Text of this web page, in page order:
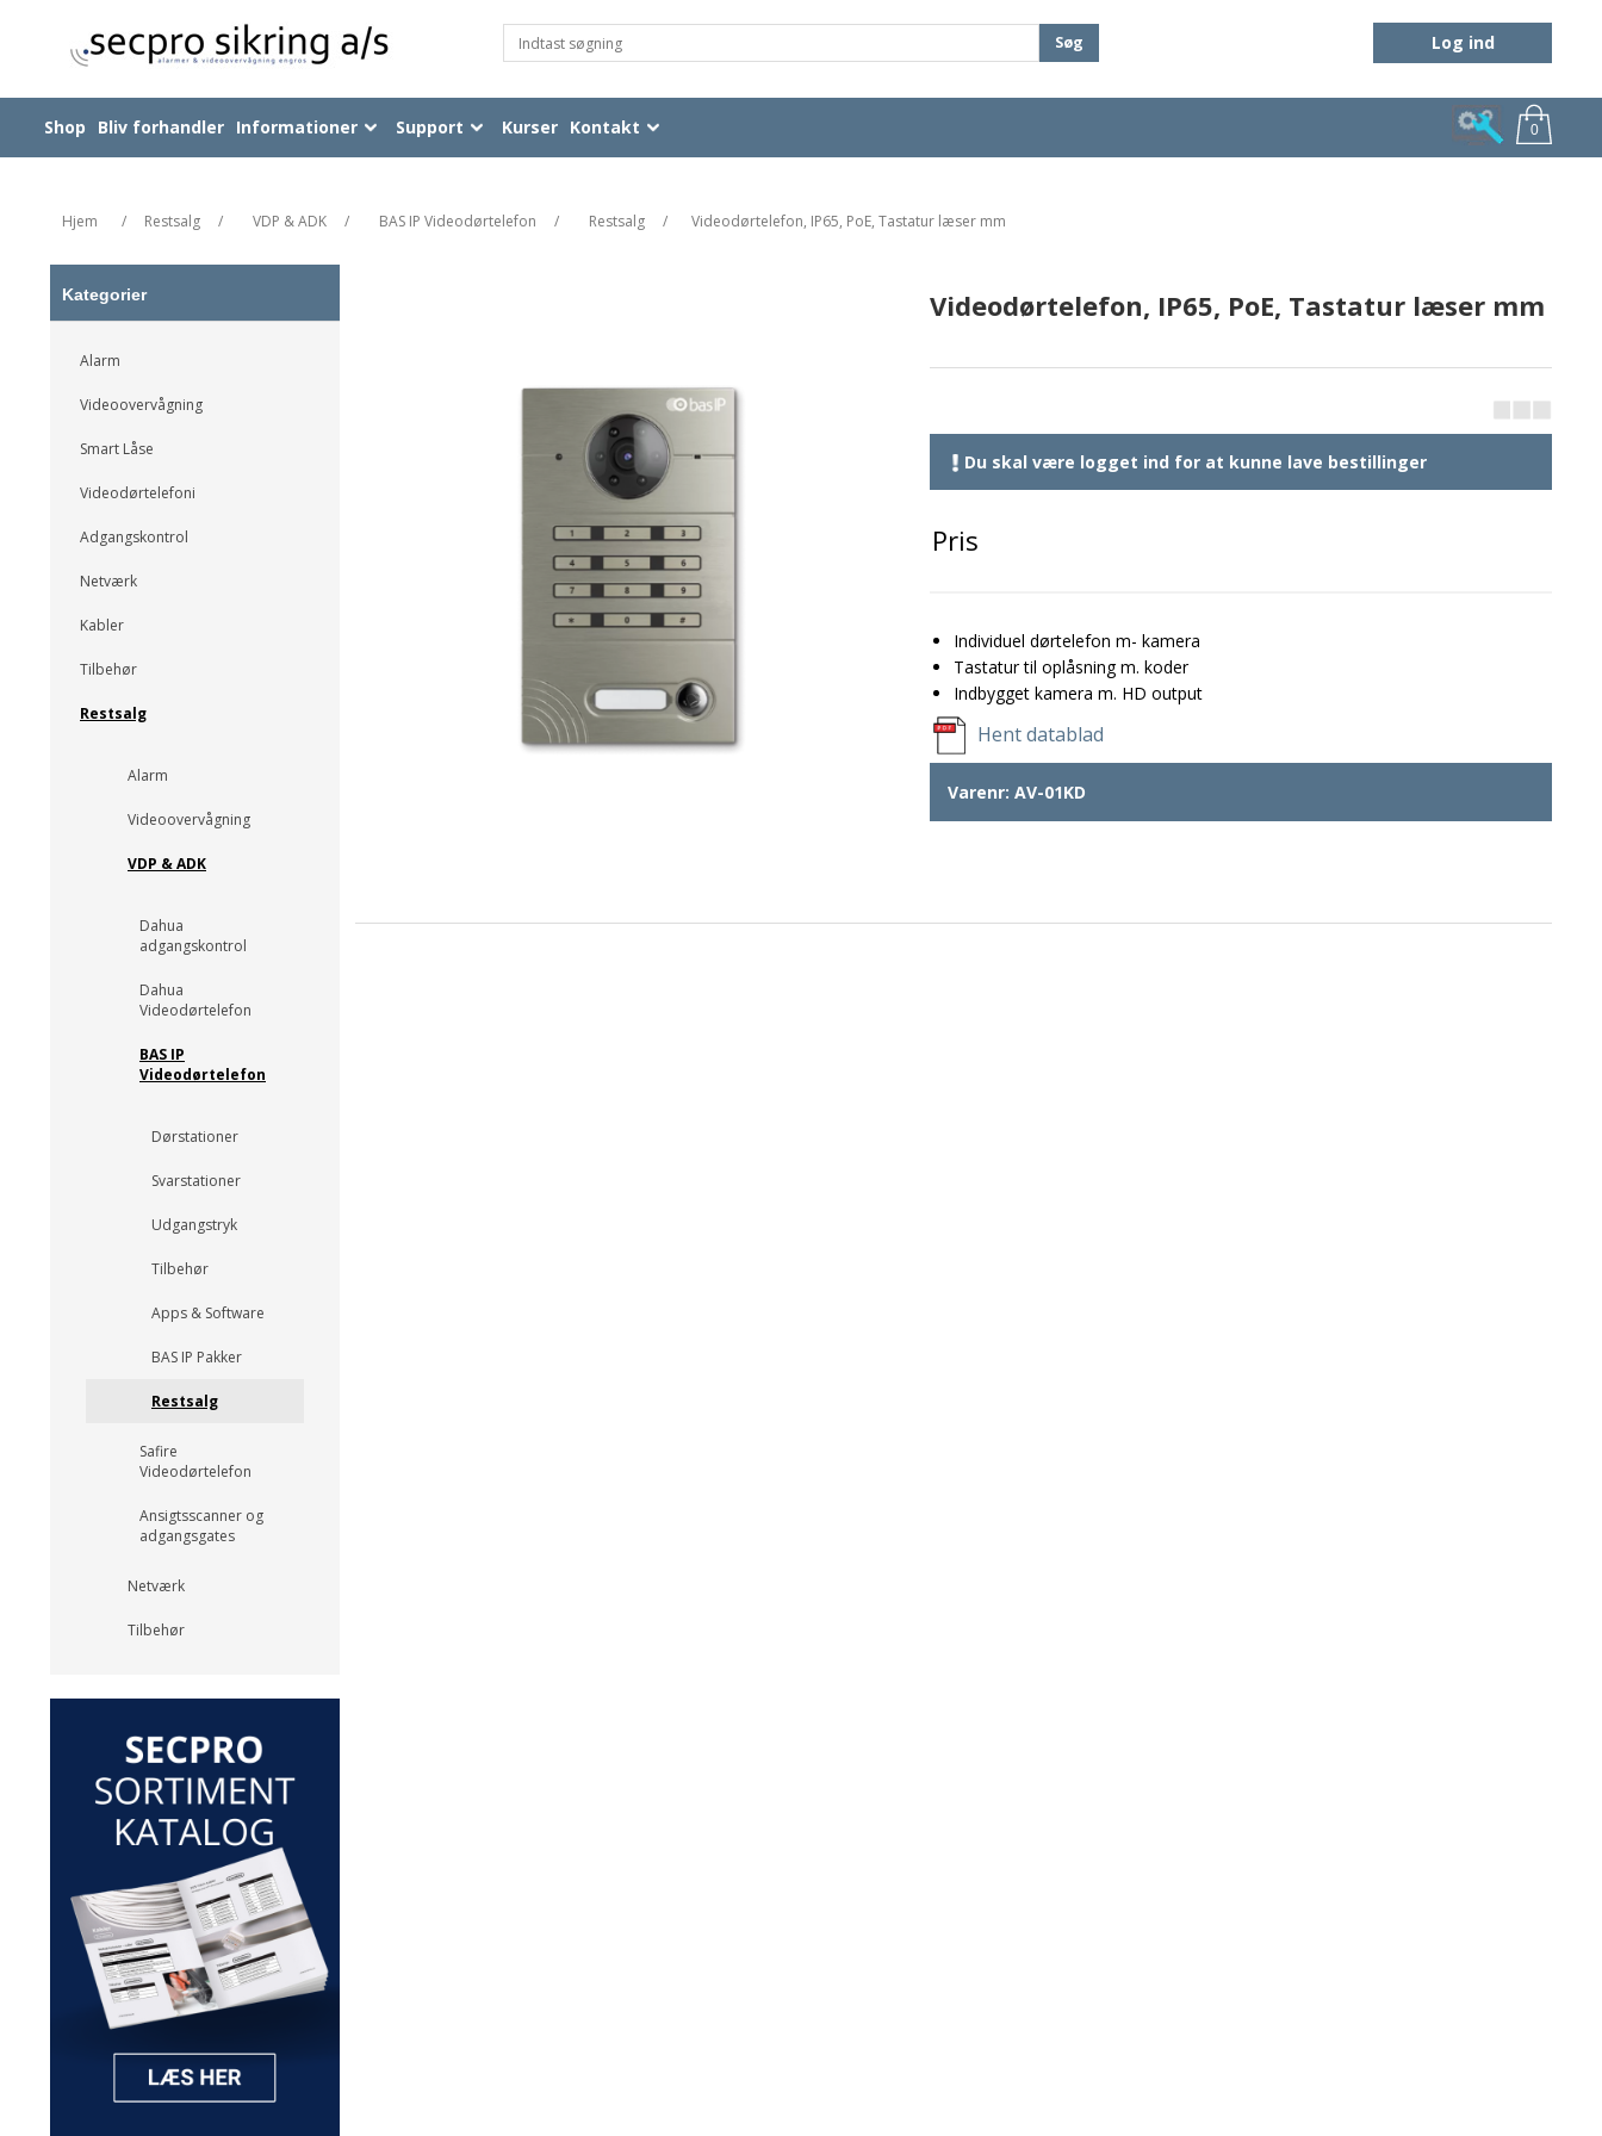
Søg Log ind
0
Shop Bliv forhandler Informationer Support Kurser Kontakt
Hjem / Restsalg / VDP & ADK / BAS IP Videodørtelefon / Restsalg / Videodørtelefon, IP65, PoE, Tastatur læser mm
Kategorier
Alarm
Videoovervågning
Smart Låse
Videodørtelefoni
Adgangskontrol
Netværk
Kabler
Tilbehør
Restsalg
Alarm
Videoovervågning
VDP & ADK
Dahua
adgangskontrol
Dahua
Videodørtelefon
BAS IP
Videodørtelefon
Dørstationer
Svarstationer
Udgangstryk
Tilbehør
Apps & Software
BAS IP Pakker
Restsalg
Safire
Videodørtelefon
Ansigtsscanner og
adgangsgates
Netværk
Tilbehør
Videodørtelefon, IP65, PoE, Tastatur læser mm
Du skal være logget ind for at kunne lave bestillinger
Pris
Individuel dørtelefon m- kamera
Tastatur til oplåsning m. koder
Indbygget kamera m. HD output
Hent datablad
Varenr: AV-01KD